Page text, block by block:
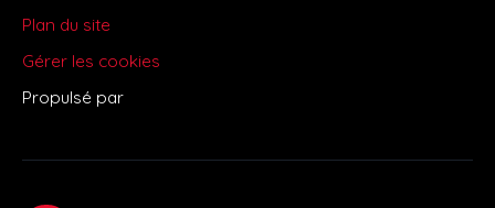
Plan du site
Gérer les cookies
Propulsé par